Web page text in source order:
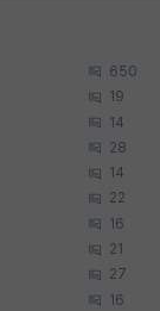
650
19
14
28
14
22
16
21
27
16